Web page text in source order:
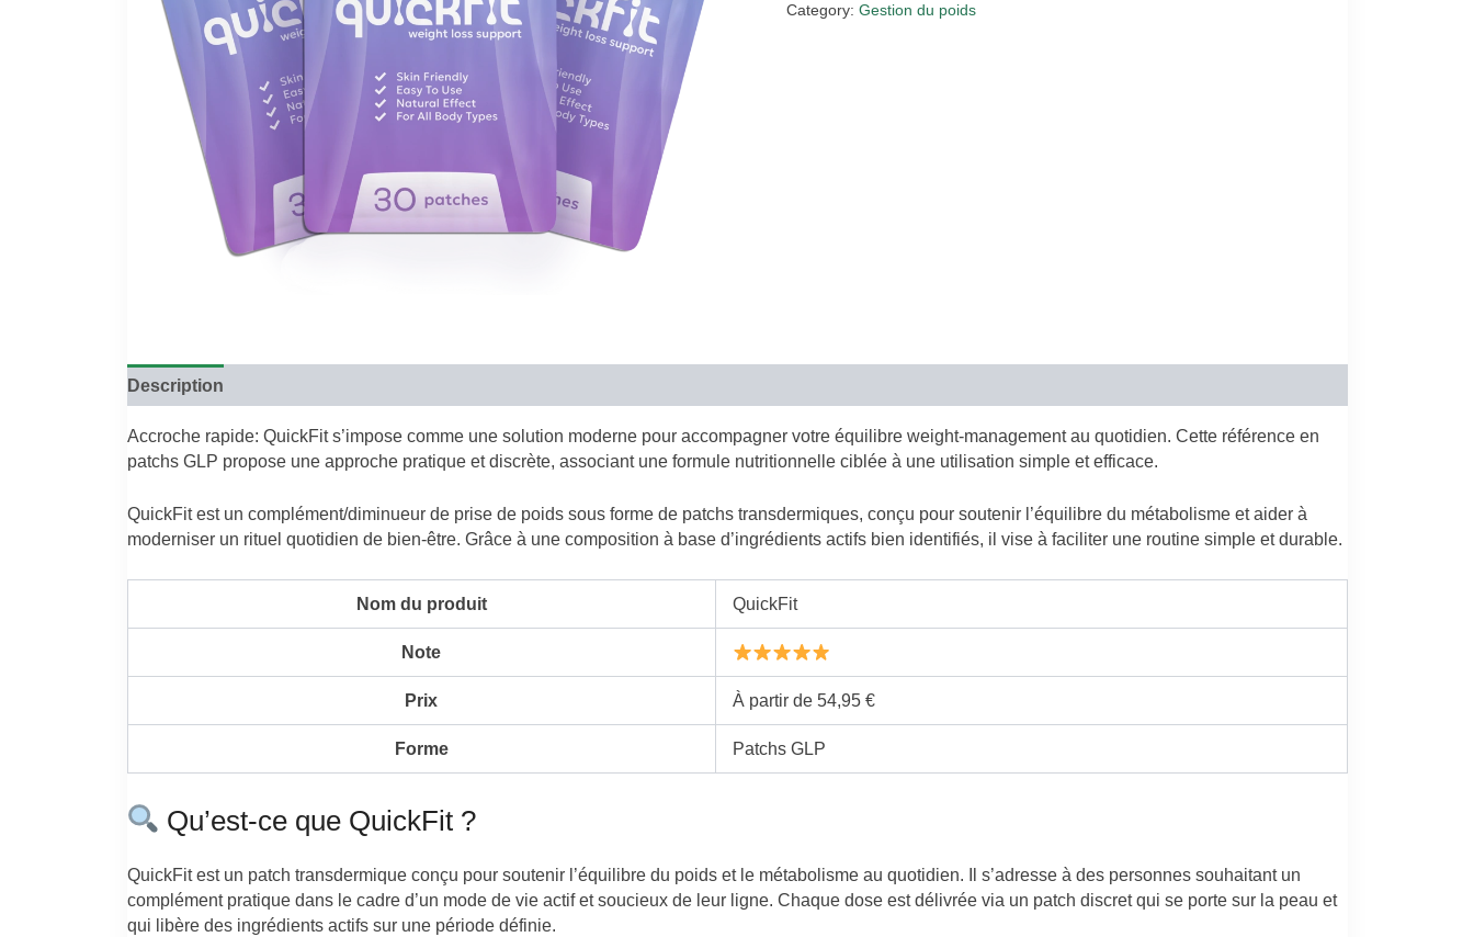
€79.00.€36.00.
Category: Gestion du poids
Description
Accroche rapide: QuickFit s’impose comme une solution moderne pour accompagner votre équilibre weight-management au quotidien. Cette référence en
patchs GLP propose une approche pratique et discrète, associant une formule nutritionnelle ciblée à une utilisation simple et efficace.
QuickFit est un complément/diminueur de prise de poids sous forme de patchs transdermiques, conçu pour soutenir l’équilibre du métabolisme et aider à
moderniser un rituel quotidien de bien-être. Grâce à une composition à base d’ingrédients actifs bien identifiés, il vise à faciliter une routine simple et durable.
Nom du produit QuickFit
Note
Prix À partir de 54,95 €
Forme Patchs GLP
Qu’est-ce que QuickFit ?
QuickFit est un patch transdermique conçu pour soutenir l’équilibre du poids et le métabolisme au quotidien. Il s’adresse à des personnes souhaitant un
complément pratique dans le cadre d’un mode de vie actif et soucieux de leur ligne. Chaque dose est délivrée via un patch discret qui se porte sur la peau et
qui libère des ingrédients actifs sur une période définie.